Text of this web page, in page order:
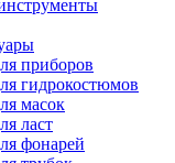
приборов
гидрокостюмов
масок
ласт
фонарей